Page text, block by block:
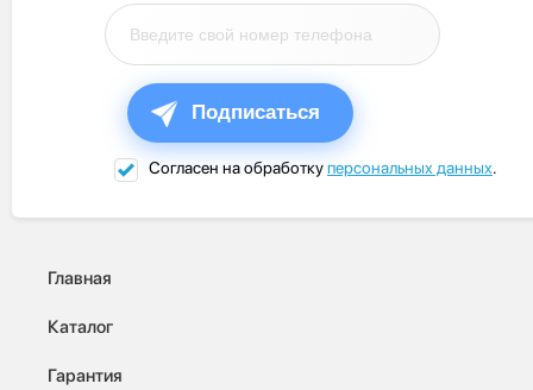
Подписаться
Согласен на обработкуперсональных данных.
Главная
Каталог
Гарантия